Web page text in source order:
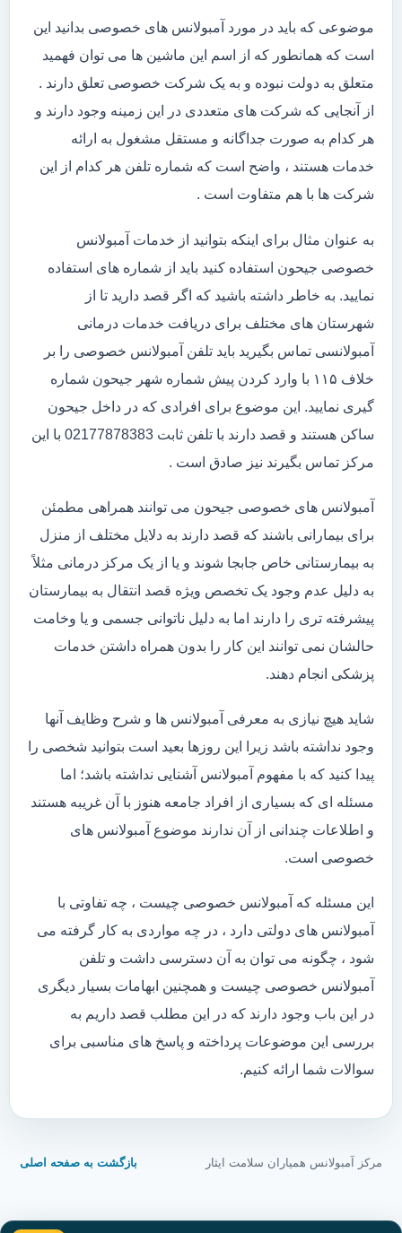
موضوعی که باید در مورد آمبولانس های خصوصی بدانید این
است که همانطور که از اسم این ماشین ها می توان فهمید
متعلق به دولت نبوده و به یک شرکت خصوصی تعلق دارند .
از آنجایی که شرکت های متعددی در این زمینه وجود دارند و
هر کدام به صورت جداگانه و مستقل مشغول به ارائه
خدمات هستند ، واضح است که شماره تلفن هر کدام از این
شرکت ها با هم متفاوت است .
به عنوان مثال برای اینکه بتوانید از خدمات آمبولانس
خصوصی جیحون استفاده کنید باید از شماره های استفاده
نمایید. به خاطر داشته باشید که اگر قصد دارید تا از
شهرستان های مختلف برای دریافت خدمات درمانی
آمبولانسی تماس بگیرید باید تلفن آمبولانس خصوصی را بر
خلاف ۱۱۵ با وارد کردن پیش شماره شهر جیحون شماره
گیری نمایید. این موضوع برای افرادی که در داخل جیحون
ساکن هستند و قصد دارند با تلفن ثابت 02177878383 با این
مرکز تماس بگیرند نیز صادق است .
آمبولانس های خصوصی جیحون می توانند همراهی مطمئن
برای بیمارانی باشند که قصد دارند به دلایل مختلف از منزل
به بیمارستانی خاص جابجا شوند و یا از یک مرکز درمانی مثلاً
به دلیل عدم وجود یک تخصص ویژه قصد انتقال به بیمارستان
پیشرفته تری را دارند اما به دلیل ناتوانی جسمی و یا وخامت
حالشان نمی توانند این کار را بدون همراه داشتن خدمات
پزشکی انجام دهند.
شاید هیچ نیازی به معرفی آمبولانس ها و شرح وظایف آنها
وجود نداشته باشد زیرا این روزها بعید است بتوانید شخصی را
پیدا کنید که با مفهوم آمبولانس آشنایی نداشته باشد؛ اما
مسئله ای که بسیاری از افراد جامعه هنوز با آن غریبه هستند
و اطلاعات چندانی از آن ندارند موضوع آمبولانس های
خصوصی است.
این مسئله که آمبولانس خصوصی چیست ، چه تفاوتی با
آمبولانس های دولتی دارد ، در چه مواردی به کار گرفته می
شود ، چگونه می توان به آن دسترسی داشت و تلفن
آمبولانس خصوصی چیست و همچنین ابهامات بسیار دیگری
در این باب وجود دارند که در این مطلب قصد داریم به
بررسی این موضوعات پرداخته و پاسخ های مناسبی برای
سوالات شما ارائه کنیم.
مرکز آمبولانس همیاران سلامت ایثار بازگشت به صفحه اصلی